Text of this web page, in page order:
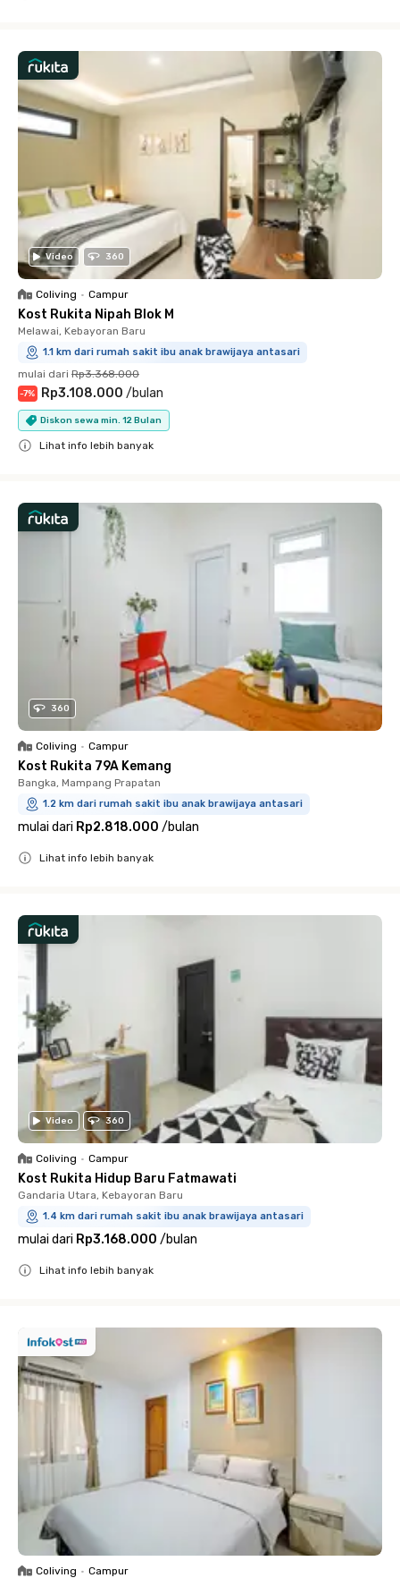
Video 360
Coliving • Campur
Kost Rukita Nipah Blok M
Melawai, Kebayoran Baru
1.1 km dari rumah sakit ibu anak brawijaya antasari
mulai dari Rp3.368.000
-7% Rp3.108.000 /bulan
Diskon sewa min. 12 Bulan
Lihat info lebih banyak
360
Coliving • Campur
Kost Rukita 79A Kemang
Bangka, Mampang Prapatan
1.2 km dari rumah sakit ibu anak brawijaya antasari
mulai dari Rp2.818.000 /bulan
Lihat info lebih banyak
Video 360
Coliving • Campur
Kost Rukita Hidup Baru Fatmawati
Gandaria Utara, Kebayoran Baru
1.4 km dari rumah sakit ibu anak brawijaya antasari
mulai dari Rp3.168.000 /bulan
Lihat info lebih banyak
Coliving • Campur